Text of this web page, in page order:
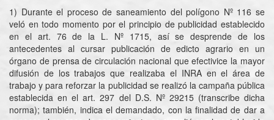
1) Durante el proceso de saneamiento del polígono Nº 116 se
veló en todo momento por el principio de publicidad establecido
en el art. 76 de la L. Nº 1715, así se desprende de los
antecedentes al cursar publicación de edicto agrario en un
órgano de prensa de circulación nacional que efectivice la mayor
difusión de los trabajos que realizaba el INRA en el área de
trabajo y para reforzar la publicidad se realizó la campaña pública
establecida en el art. 297 del D.S. Nº 29215 (transcribe dicha
norma); también, indica el demandado, con la finalidad de dar a